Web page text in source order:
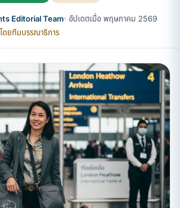
Editorial Team· อัปเดตเมื่อ พฤษภาคม 2569
ดยทีมบรรณาธิการ